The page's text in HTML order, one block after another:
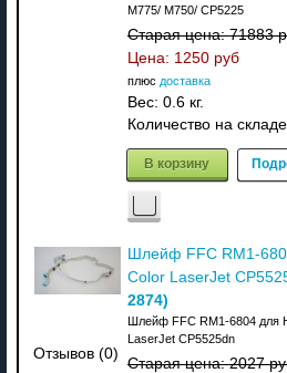
M775/ M750/ CP5225
Старая цена:71883
Цена: 1250 руб
плюс доставка
Вес: 0.6 кг.
Количество на
В корзину
Отзывов (0)
Шлейф FFC RM1-
Color LaserJet
2874)
Шлейф FFC RM1-6804 для
LaserJet CP5525dn
Старая цена:2027